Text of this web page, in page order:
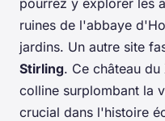
ruines de l'abbaye
jardins. Un autre site
Stirling. Ce château du
colline surplombant la
crucial dans l'histoire